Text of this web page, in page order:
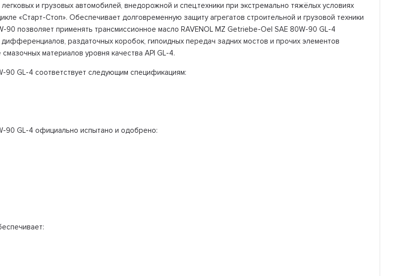
и грузовых автомобилей, внедорожной и спец.техники при экстремально тяжёлых условиях
«Старт-Стоп». Обеспечивает долговременную защиту агрегатов строительной и грузовой техники
90 позволяет применять трансмиссионное масло RAVENOL MZ Getriebe-Oel SAE 80W-90 GL-4
раздаточных коробок, гипоидных передач задних мостов и прочих элементов
материалов уровня качества API GL-4.
90 GL-4 соответствует следующим спецификациям:
90 GL-4 официально испытано и одобрено: